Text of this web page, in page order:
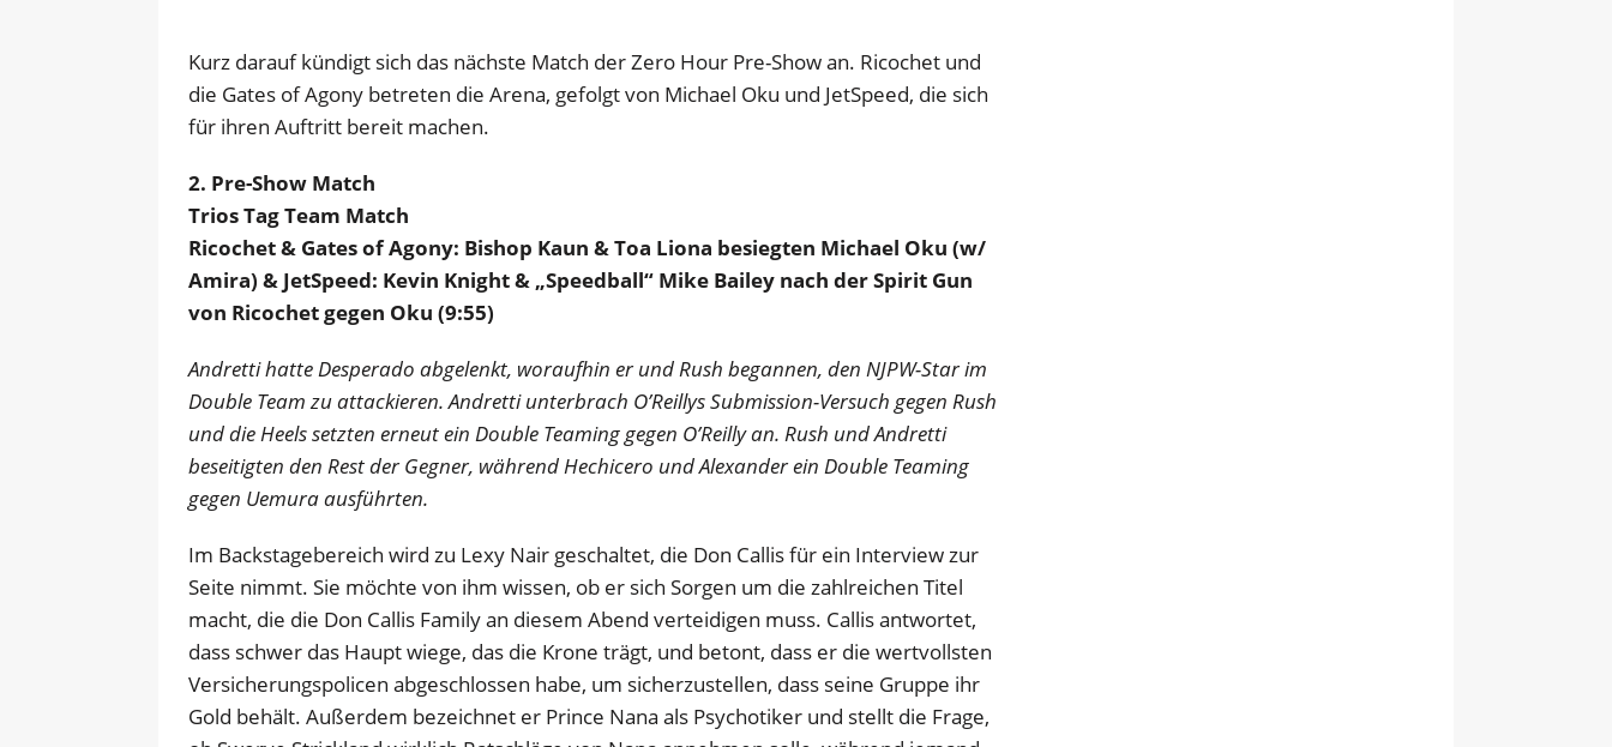
Kurz darauf kündigt sich das nächste Match der Zero Hour Pre-Show an. Ricochet und
die Gates of Agony betreten die Arena, gefolgt von Michael Oku und JetSpeed, die sich
für ihren Auftritt bereit machen.
2. Pre-Show Match
Trios Tag Team Match
Ricochet & Gates of Agony: Bishop Kaun & Toa Liona besiegten Michael Oku (w/
Amira) & JetSpeed: Kevin Knight & „Speedball“ Mike Bailey nach der Spirit Gun
von Ricochet gegen Oku (9:55)
Andretti hatte Desperado abgelenkt, woraufhin er und Rush begannen, den NJPW-Star im
Double Team zu attackieren. Andretti unterbrach O’Reillys Submission-Versuch gegen Rush
und die Heels setzten erneut ein Double Teaming gegen O’Reilly an. Rush und Andretti
beseitigten den Rest der Gegner, während Hechicero und Alexander ein Double Teaming
gegen Uemura ausführten.
Im Backstagebereich wird zu Lexy Nair geschaltet, die Don Callis für ein Interview zur
Seite nimmt. Sie möchte von ihm wissen, ob er sich Sorgen um die zahlreichen Titel
macht, die die Don Callis Family an diesem Abend verteidigen muss. Callis antwortet,
dass schwer das Haupt wiege, das die Krone trägt, und betont, dass er die wertvollsten
Versicherungspolicen abgeschlossen habe, um sicherzustellen, dass seine Gruppe ihr
Gold behält. Außerdem bezeichnet er Prince Nana als Psychotiker und stellt die Frage,